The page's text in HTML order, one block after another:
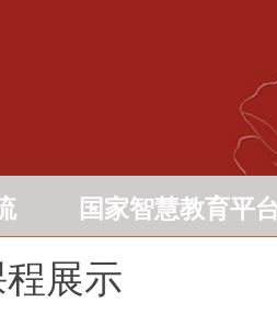
国家智慧教育平台
展示